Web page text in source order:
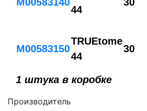
44
M00583150
TRUEtome
44
30
1 штука в коробке
Производитель